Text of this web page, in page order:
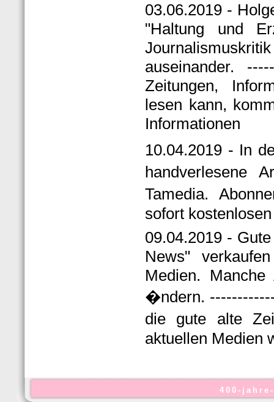
03.06.2019 -
"Haltung und
auseinander.
Zeitungen,
lesen kann,
Informationen
10.04.2019 - In
handverlesene
Tamedia.
sofort
09.04.2019 -
News"
Medien.
�ndern.
die gute alte
aktuellen Medien
400-